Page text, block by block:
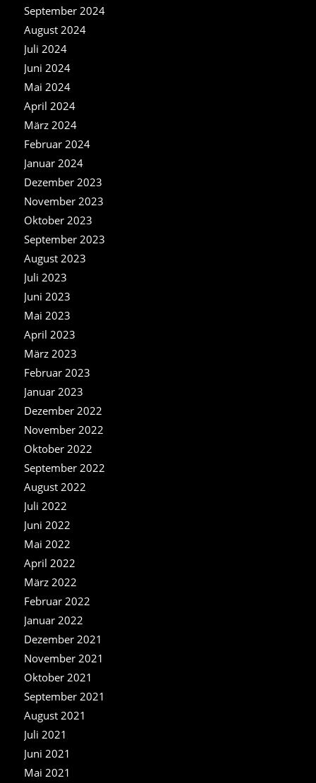
September 2024
August 2024
Juli 2024
Juni 2024
Mai 2024
April 2024
März 2024
Februar 2024
Januar 2024
Dezember 2023
November 2023
Oktober 2023
September 2023
August 2023
Juli 2023
Juni 2023
Mai 2023
April 2023
März 2023
Februar 2023
Januar 2023
Dezember 2022
November 2022
Oktober 2022
September 2022
August 2022
Juli 2022
Juni 2022
Mai 2022
April 2022
März 2022
Februar 2022
Januar 2022
Dezember 2021
November 2021
Oktober 2021
September 2021
August 2021
Juli 2021
Juni 2021
Mai 2021